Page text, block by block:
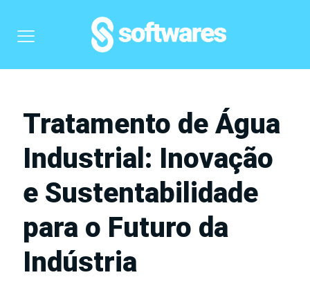
Tratamento de Água
Industrial: Inovação
e Sustentabilidade
para o Futuro da
Indústria